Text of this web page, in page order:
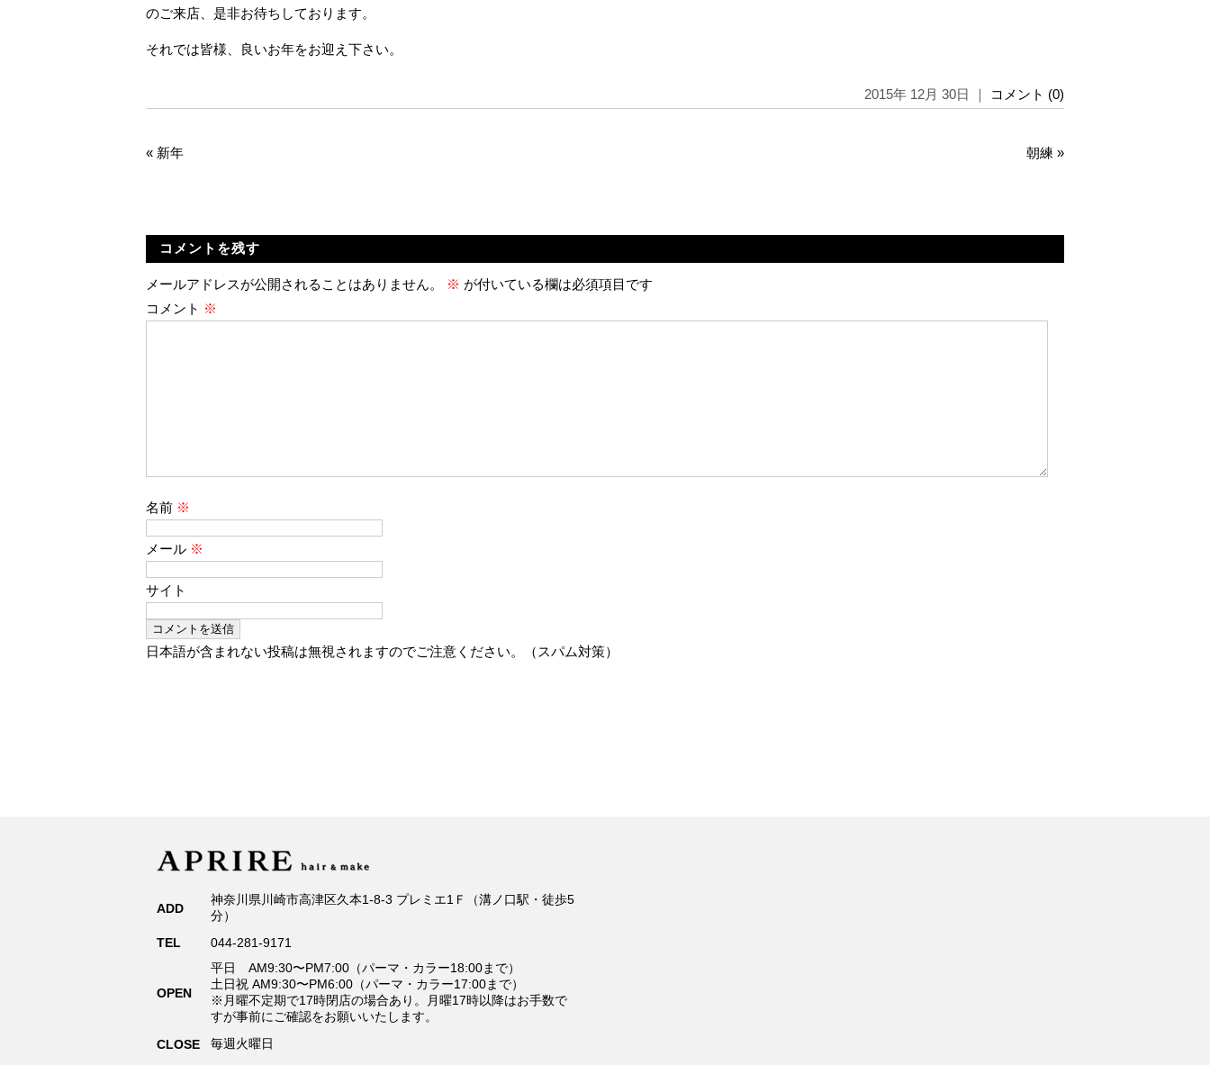
のご来店、是非お待ちしております。
それでは皆様、良いお年をお迎え下さい。
2015年 12月 30日 ｜ コメント (0)
« 新年 朝練 »
コメントを残す
メールアドレスが公開されることはありません。 ※ が付いている欄は必須項目です
コメント ※
名前 ※
メール ※
サイト
日本語が含まれない投稿は無視されますのでご注意ください。（スパム対策）
ADD
神奈川県川崎市高津区久本1-8-3 プレミエ1Ｆ（溝ノ口駅・徒歩5
分）
TEL
044-281-9171
OPEN
平日 AM9:30〜PM7:00（パーマ・カラー18:00まで）
土日祝 AM9:30〜PM6:00（パーマ・カラー17:00まで）
※月曜不定期で17時閉店の場合あり。月曜17時以降はお手数で
すが事前にご確認をお願いいたします。
CLOSE
毎週火曜日